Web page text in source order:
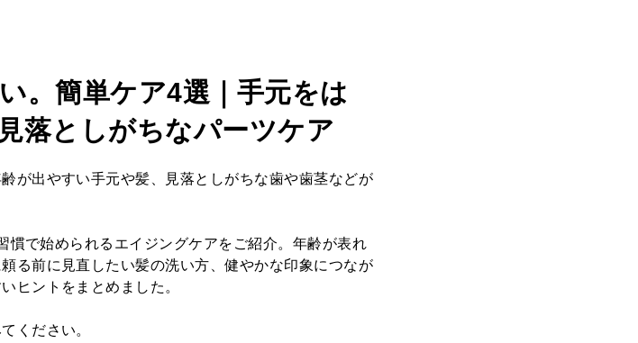
。簡単ケア4選｜手元をは
落としがちなパーツケア
が出やすい手元や髪、見落としがちな歯や歯茎などが
で始められるエイジングケアをご紹介。年齢が表れ
る前に見直したい髪の洗い方、健やかな印象につなが
ヒントをまとめました。
ください。